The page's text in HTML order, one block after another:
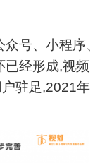
号、小程序、
已经形成,视频
驻足,2021年